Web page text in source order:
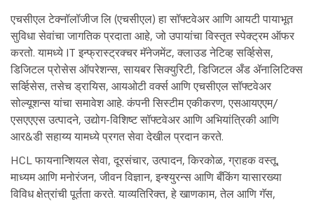
एचसीएल टेक्नॉलॉजीज लि (एचसीएल) हा सॉफ्टवेअर आणि आयटी पायाभूत
सुविधा सेवांचा जागतिक प्रदाता आहे, जो उपायांचा विस्तृत स्पेक्ट्रम ऑफर
करतो. यामध्ये IT इन्फ्रास्ट्रक्चर मॅनेजमेंट, क्लाउड नेटिव्ह सर्व्हिसेस,
डिजिटल प्रोसेस ऑपरेशन्स, सायबर सिक्युरिटी, डिजिटल अँड ॲनालिटिक्स
सर्व्हिसेस, तसेच ड्रायिस, आयओटी वर्क्स आणि एचसीएल सॉफ्टवेअर
सोल्यूशन्स यांचा समावेश आहे. कंपनी सिस्टीम एकीकरण, एसआयएएम/
एसएएएस उत्पादने, उद्योग-विशिष्ट सॉफ्टवेअर आणि अभियांत्रिकी आणि
आर&डी सहाय्य यामध्ये प्रगत सेवा देखील प्रदान करते.
HCL फायनान्शियल सेवा, दूरसंचार, उत्पादन, किरकोळ, ग्राहक वस्तू,
माध्यम आणि मनोरंजन, जीवन विज्ञान, इन्श्युरन्स आणि बँकिंग यासारख्या
विविध क्षेत्रांची पूर्तता करते. याव्यतिरिक्त, हे खाणकाम, तेल आणि गॅस,